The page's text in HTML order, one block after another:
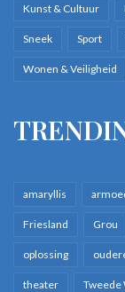
Kunst & Cultuur
Sneek Sport
Wonen & Veiligheid
amaryllis
Friesland Grou
oplossing
theater